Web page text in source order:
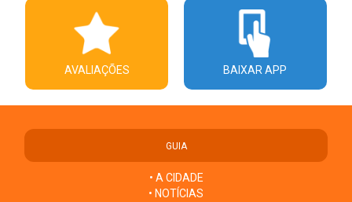
AVALIAÇÕES BAIXAR APP
GUIA
• A CIDADE
• NOTÍCIAS